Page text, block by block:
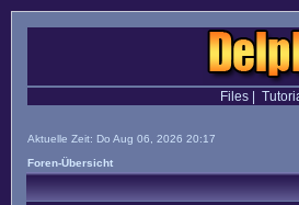
Files|
Aktuelle Zeit: Do Aug 06, 2026 20:17
Foren-Übersicht